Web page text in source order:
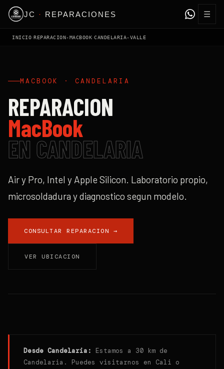
JC · REPARACIONES ☰
INICIO REPARACION-MACBOOK CANDELARIA-VALLE
MACBOOK · CANDELARIA
REPARACION
MacBook
EN CANDELARIA
Air y Pro, Intel y Apple Silicon. Laboratorio propio,
microsoldadura y diagnostico segun modelo.
CONSULTAR REPARACION →
VER UBICACION
Desde Candelaria :
Estamos a 30 km de
Candelaria. Puedes visitarnos en Cali o